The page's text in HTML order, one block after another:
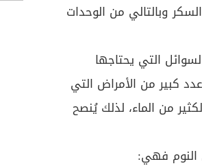
وبالتالي من الوحدات
التي يحتاجها
كبير من الأمراض التي
من الماء، لذلك يُنصح
النوم فهي: